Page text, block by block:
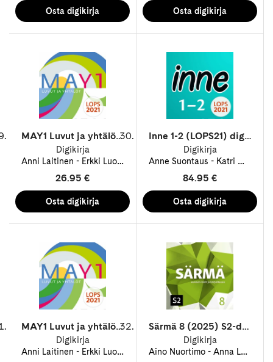
MAY1 Luvut ja yhtälöt (LOPS21) digikirja 12 kk ONL
Digikirja
Anni Laitinen Erkki Luoma-aho Jukka Ottelin Petri Juutinen
26.95 €
Inne 1-2 (LOPS21) digikirja 48 kk ONL
Digikirja
Anne Suontaus Katri Meriläinen
84.95 €
MAY1 Luvut ja yhtälöt (LOPS21) digikirja 48 kk ONL
Digikirja
Anni Laitinen Erkki Luoma-aho Jukka Ottelin Petri Juutinen
Särmä 8 (2025) S2-digitehtävät 48 kk ONL
Digikirja
Aino Nuortimo Anna Leberl